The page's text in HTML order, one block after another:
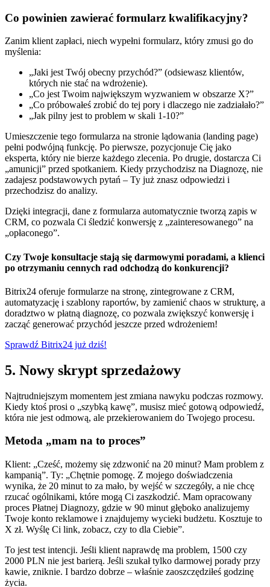
Co powinien zawierać formularz kwalifikacyjny?
Zanim klient zapłaci, niech wypełni formularz, który zmusi go do
myślenia:
„Jaki jest Twój obecny przychód?” (odsiewasz klientów,
których nie stać na wdrożenie).
„Co jest Twoim największym wyzwaniem w obszarze X?”
„Co próbowałeś zrobić do tej pory i dlaczego nie zadziałało?”
„Jak pilny jest to problem w skali 1-10?”
Umieszczenie tego formularza na stronie lądowania (landing page)
pełni podwójną funkcję. Po pierwsze, pozycjonuje Cię jako
eksperta, który nie bierze każdego zlecenia. Po drugie, dostarcza Ci
„amunicji” przed spotkaniem. Kiedy przychodzisz na Diagnozę, nie
zadajesz podstawowych pytań – Ty już znasz odpowiedzi i
przechodzisz do analizy.
Dzięki integracji, dane z formularza automatycznie tworzą zapis w
CRM, co pozwala Ci śledzić konwersję z „zainteresowanego” na
„opłaconego”.
Czy Twoje konsultacje stają się darmowymi poradami, a klienci
po otrzymaniu cennych rad odchodzą do konkurencji?
Bitrix24 oferuje formularze na stronę, zintegrowane z CRM,
automatyzację i szablony raportów, by zamienić chaos w strukturę, a
doradztwo w płatną diagnozę, co pozwala zwiększyć konwersję i
zacząć generować przychód jeszcze przed wdrożeniem!
Sprawdź Bitrix24 już dziś!
5. Nowy skrypt sprzedażowy
Najtrudniejszym momentem jest zmiana nawyku podczas rozmowy.
Kiedy ktoś prosi o „szybką kawę”, musisz mieć gotową odpowiedź,
która nie jest odmową, ale przekierowaniem do Twojego procesu.
Metoda „mam na to proces”
Klient: „Cześć, możemy się zdzwonić na 20 minut? Mam problem z
kampanią”. Ty: „Chętnie pomogę. Z mojego doświadczenia
wynika, że 20 minut to za mało, by wejść w szczegóły, a nie chcę
rzucać ogólnikami, które mogą Ci zaszkodzić. Mam opracowany
proces Płatnej Diagnozy, gdzie w 90 minut głęboko analizujemy
Twoje konto reklamowe i znajdujemy wycieki budżetu. Kosztuje to
X zł. Wyślę Ci link, zobacz, czy to dla Ciebie”.
To jest test intencji. Jeśli klient naprawdę ma problem, 1500 czy
2000 PLN nie jest barierą. Jeśli szukał tylko darmowej porady przy
kawie, zniknie. I bardzo dobrze – właśnie zaoszczędziłeś godzinę
życia.